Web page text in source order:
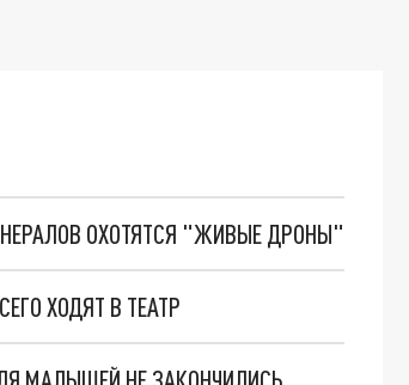
ОХОТЯТСЯ "ЖИВЫЕ ДРОНЫ"
ХОДЯТ В ТЕАТР